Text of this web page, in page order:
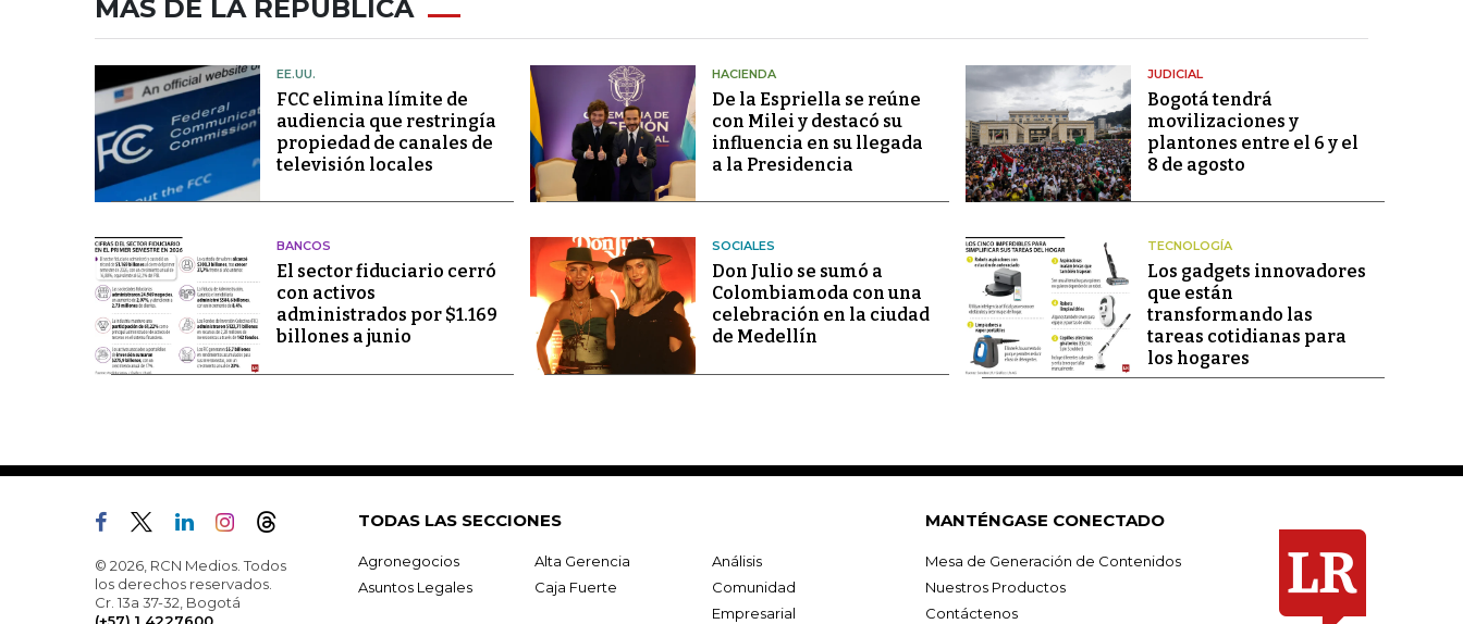
MÁS DE LA REPÚBLICA
EE.UU.
FCC elimina límite de
audiencia que restringía
propiedad de canales de
televisión locales
HACIENDA
De la Espriella se reúne
con Milei y destacó su
influencia en su llegada
a la Presidencia
JUDICIAL
Bogotá tendrá
movilizaciones y
plantones entre el 6 y el
8 de agosto
BANCOS
El sector fiduciario cerró
con activos
administrados por $1.169
billones a junio
SOCIALES
Don Julio se sumó a
Colombiamoda con una
celebración en la ciudad
de Medellín
TECNOLOGÍA
Los gadgets innovadores
que están
transformando las
tareas cotidianas para
los hogares
© 2026, RCN Medios. Todos
los derechos reservados.
Cr. 13a 37-32, Bogotá
TODAS LAS SECCIONES
Agronegocios Alta Gerencia
Análisis
Asuntos Legales
Caja Fuerte
Comunidad
Empresarial
MANTÉNGASE CONECTADO
Mesa de Generación de Contenidos
Nuestros Productos
Contáctenos